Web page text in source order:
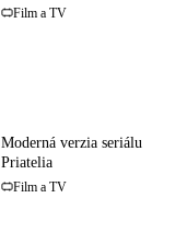
Film a TV
Moderná verzia seriálu
Priatelia
Film a TV